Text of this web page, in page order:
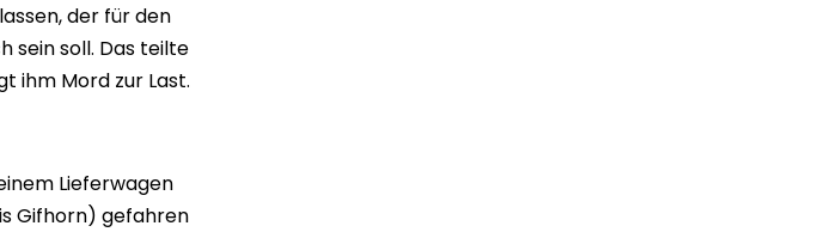
der für den
sein soll. Das teilte
ihm Mord zur Last.
Lieferwagen
Gifhorn) gefahren